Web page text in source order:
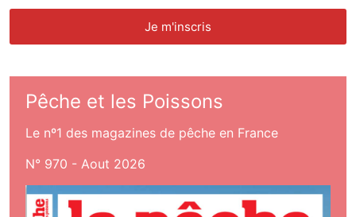
Pêche et les Poissons
Le nº1 des magazines de pêche en France
N° 970 - Aout 2026